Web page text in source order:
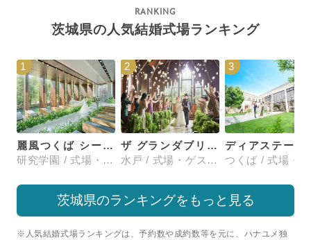
茨城県の人気結婚式場ランキング
1
麗風つくば シーズンズテラス
研究学園 / 式場・ゲストハウス
2
ザ グランダブリュー 水戸(THE GRANDW MITO）
水戸 / 式場・ゲストハウス
3
茨城県のランキングをもっと見る
※人気結婚式場ランキングは、予約数や成約数等を元に、ハナユメ独